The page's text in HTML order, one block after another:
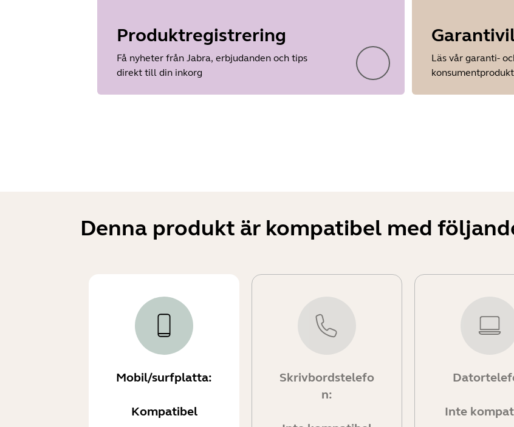
Showing 5 of 21
Produktregistrering
Få nyheter från Jabra, erbjudanden och tips
direkt till din inkorg
Läs vår garanti-
Denna produkt är kompatibel med
Mobil/surfplatta:
Kompatibel
Skrivbordstelefo
n:
Inte